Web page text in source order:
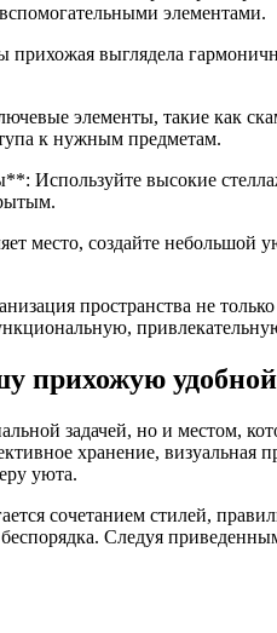
элементами.
выглядела
элементы, такие как
к нужным предметам.
Используйте высокие
место, создайте
пространства не
прихожую
задачей, но и местом,
хранение,
уюта.
сочетанием стилей,
Следуя